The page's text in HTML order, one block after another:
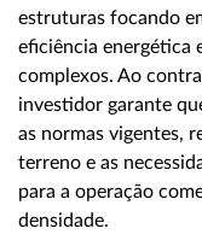
estruturas focando
eficiência energética
complexos. Ao
investidor garante
as normas vigentes,
terreno e as
para a operação
densidade.